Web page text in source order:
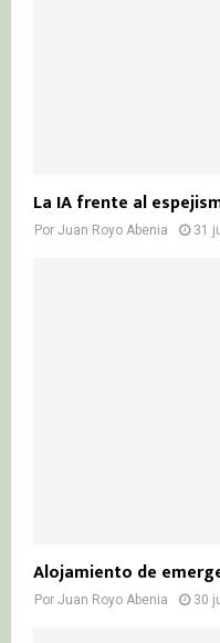
La IA frente al
Por Juan Royo Abenia 31
Alojamiento de
Por Juan Royo Abenia 30